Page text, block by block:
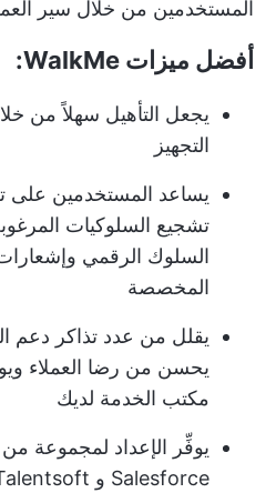
المستخدمين من خلال سير
أفضل ميزات WalkMe:
يجعل التأهيل سهلاً من
التجهيز
يساعد المستخدمين على
تشجيع السلوكيات
السلوك الرقمي
المخصصة
يقلل من عدد تذاكر دعم
يحسن من رضا العملاء
مكتب الخدمة لديك
يوفِّر الإعداد لمجموعة
Salesforce و Talentsoft وWorkday وJira